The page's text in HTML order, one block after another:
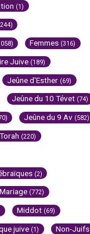
(1)
Femmes (316)
Juive (189)
Jeûne d'Esther (69)
Jeûne du 10 Tévet (74)
Jeûne du 9 Av (582)
(220)
(2)
Mariage (772)
Middot (69)
juive (1) Non-Juifs